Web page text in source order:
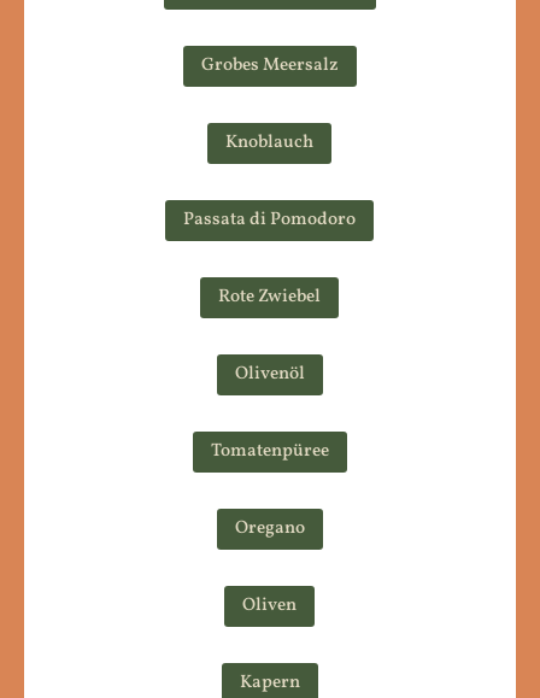
Grobes Meersalz
Knoblauch
Passata di Pomodoro
Rote Zwiebel
Olivenöl
Tomatenpüree
Oregano
Oliven
Kapern